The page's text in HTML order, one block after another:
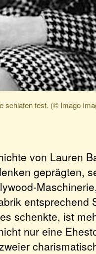
schlafen fest. (© Imago
von Lauren
geprägten,
entsprechend
schenkte, ist
nur eine